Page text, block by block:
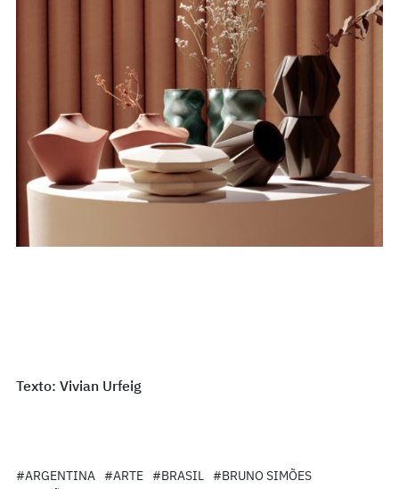
Texto: Vivian Urfeig
#ARGENTINA #ARTE #BRASIL
#BRUNO SIMÕES